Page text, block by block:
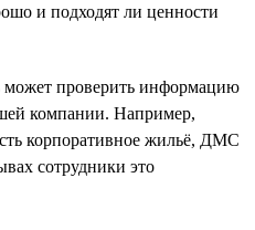
и подходят ли ценности
может проверить информацию
компании. Например,
корпоративное жильё, ДМС
сотрудники это